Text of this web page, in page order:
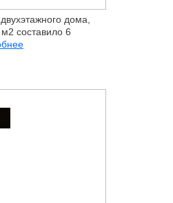
дома,
составило 6